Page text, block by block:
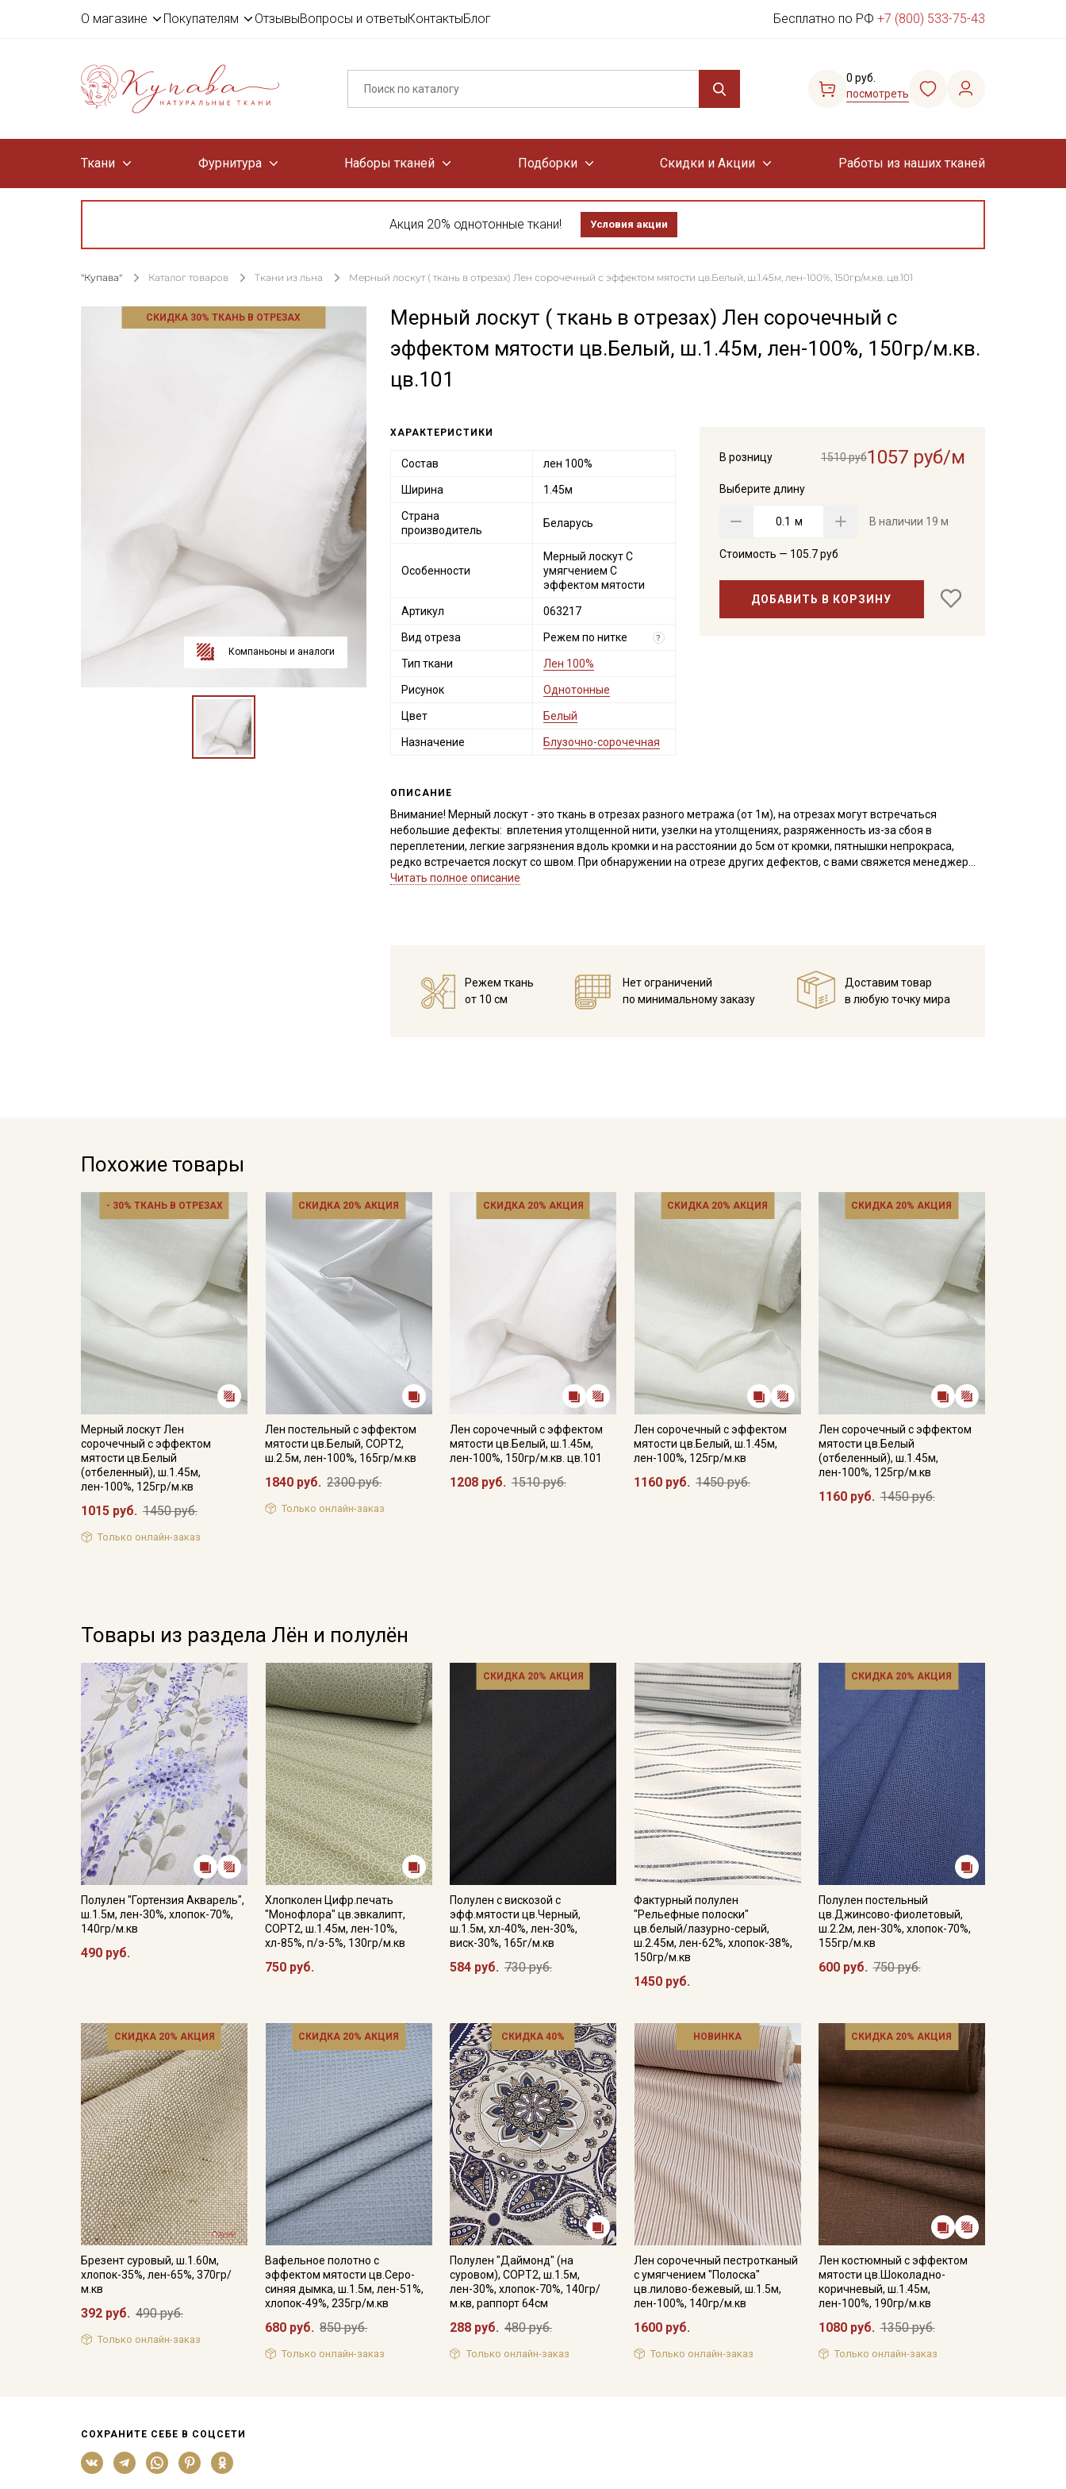
О магазине Покупателям ОтзывыВопросы и ответыКонтактыБлог Бесплатно по РФ +7 (800) 533-75-43
0 руб.
посмотреть
Ткани Фурнитура Наборы тканей Подборки Скидки и Акции Работы из наших тканей
Акция 20% однотонные ткани! Условия акции
"Купава" Каталог товаров Ткани из льна Мерный лоскут ( ткань в отрезах) Лен сорочечный с эффектом мятости цв.Белый, ш.1.45м, лен-100%, 150гр/м.кв. цв.101
СКИДКА 30% ТКАНЬ В ОТРЕЗАХ
Компаньоны и аналоги
Мерный лоскут ( ткань в отрезах) Лен сорочечный с
эффектом мятости цв.Белый, ш.1.45м, лен-100%, 150гр/м.кв.
цв.101
В розницу 1510 руб1057 руб/м
Выберите длину
м В наличии 19 м
Стоимость — 105.7руб
ДОБАВИТЬ В КОРЗИНУ
ХАРАКТЕРИСТИКИ
Состав лен 100%
Ширина 1.45м
Страна
производитель
Беларусь
Особенности
Мерный лоскут С
умягчением С
эффектом мятости
Артикул 063217
Вид отреза Режем по нитке ?
Тип ткани Лен 100%
Рисунок Однотонные
Цвет Белый
Назначение Блузочно-сорочечная
ОПИСАНИЕ
Внимание! Мерный лоскут - это ткань в отрезах разного метража (от 1м), на отрезах могут встречаться
небольшие дефекты: вплетения утолщенной нити, узелки на утолщениях, разряженность из-за сбоя в
переплетении, легкие загрязнения вдоль кромки и на расстоянии до 5см от кромки, пятнышки непрокраса,
редко встречается лоскут со швом. При обнаружении на отрезе других дефектов, с вами свяжется менеджер
для дополнительного согласования. В комментариях к заказу просим указывать необходимый единый метраж.
темной короткой ниточки. Просим учитывать это при заказе.
Лён с эффектом мятости (с эффектом крэш, вареный или стираный) - это натуральная ткань, прошедшая
Цветопередача может отличаться от оригинального цвета ткани в зависимости от настроек вашего монитора и
в зависимости от партии тон ткани может отличаться.
Читать полное описание
Режем ткань
от 10 см
Нет ограничений
по минимальному заказу
Доставим товар
в любую точку мира
Похожие товары
- 30% ТКАНЬ В ОТРЕЗАХ
Мерный лоскут Лен
сорочечный с эффектом
мятости цв.Белый
(отбеленный), ш.1.45м,
лен-100%, 125гр/м.кв
1015 руб. 1450 руб.
Только онлайн-заказ
СКИДКА 20% АКЦИЯ
Лен постельный с эффектом
мятости цв.Белый, СОРТ2,
ш.2.5м, лен-100%, 165гр/м.кв
1840 руб. 2300 руб.
Только онлайн-заказ
СКИДКА 20% АКЦИЯ
Лен сорочечный с эффектом
мятости цв.Белый, ш.1.45м,
лен-100%, 150гр/м.кв. цв.101
1208 руб. 1510 руб.
СКИДКА 20% АКЦИЯ
Лен сорочечный с эффектом
мятости цв.Белый, ш.1.45м,
лен-100%, 125гр/м.кв
1160 руб. 1450 руб.
СКИДКА 20% АКЦИЯ
Лен сорочечный с эффектом
мятости цв.Белый
(отбеленный), ш.1.45м,
лен-100%, 125гр/м.кв
1160 руб. 1450 руб.
Товары из раздела Лён и полулён
Полулен "Гортензия Акварель",
ш.1.5м, лен-30%, хлопок-70%,
140гр/м.кв
490 руб.
Хлопколен Цифр.печать
"Монофлора" цв.эвкалипт,
СОРТ2, ш.1.45м, лен-10%,
хл-85%, п/э-5%, 130гр/м.кв
750 руб.
СКИДКА 20% АКЦИЯ
Полулен с вискозой с
эфф.мятости цв.Черный,
ш.1.5м, хл-40%, лен-30%,
виск-30%, 165г/м.кв
584 руб. 730 руб.
Фактурный полулен
"Рельефные полоски"
цв.белый/лазурно-серый,
ш.2.45м, лен-62%, хлопок-38%,
150гр/м.кв
1450 руб.
СКИДКА 20% АКЦИЯ
Полулен постельный
цв.Джинсово-фиолетовый,
ш.2.2м, лен-30%, хлопок-70%,
155гр/м.кв
600 руб. 750 руб.
СКИДКА 20% АКЦИЯ
Брезент суровый, ш.1.60м,
хлопок-35%, лен-65%, 370гр/
м.кв
392 руб. 490 руб.
Только онлайн-заказ
СКИДКА 20% АКЦИЯ
Вафельное полотно с
эффектом мятости цв.Серо-
синяя дымка, ш.1.5м, лен-51%,
хлопок-49%, 235гр/м.кв
680 руб. 850 руб.
Только онлайн-заказ
СКИДКА 40%
Полулен "Даймонд" (на
суровом), СОРТ2, ш.1.5м,
лен-30%, хлопок-70%, 140гр/
м.кв, раппорт 64см
288 руб. 480 руб.
Только онлайн-заказ
НОВИНКА
Лен сорочечный пестротканый
с умягчением "Полоска"
цв.лилово-бежевый, ш.1.5м,
лен-100%, 140гр/м.кв
1600 руб.
Только онлайн-заказ
СКИДКА 20% АКЦИЯ
Лен костюмный с эффектом
мятости цв.Шоколадно-
коричневый, ш.1.45м,
лен-100%, 190гр/м.кв
1080 руб. 1350 руб.
Только онлайн-заказ
СОХРАНИТЕ СЕБЕ В СОЦСЕТИ
Секретная рассылка от
Купава
Мы публикуем здесь дополнительные
промокоды и скидки до 30% на узкие
категории тканей
Электронная почта
Подписаться